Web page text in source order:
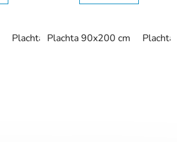
Plachta 120x200 cm Plachta
Plachta 90x200 cm